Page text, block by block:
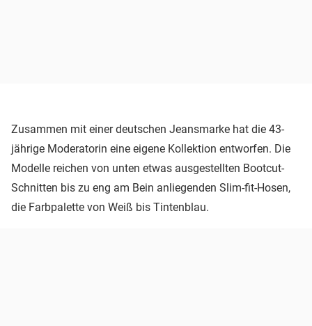
Zusammen mit einer deutschen Jeansmarke hat die 43-
jährige Moderatorin eine eigene Kollektion entworfen. Die
Modelle reichen von unten etwas ausgestellten Bootcut-
Schnitten bis zu eng am Bein anliegenden Slim-fit-Hosen,
die Farbpalette von Weiß bis Tintenblau.